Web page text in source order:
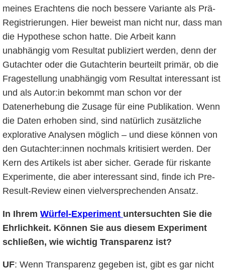
meines Erachtens die noch bessere Variante als Prä-
Registrierungen. Hier beweist man nicht nur, dass man
die Hypothese schon hatte. Die Arbeit kann
unabhängig vom Resultat publiziert werden, denn der
Gutachter oder die Gutachterin beurteilt primär, ob die
Fragestellung unabhängig vom Resultat interessant ist
und als Autor:in bekommt man schon vor der
Datenerhebung die Zusage für eine Publikation. Wenn
die Daten erhoben sind, sind natürlich zusätzliche
explorative Analysen möglich – und diese können von
den Gutachter:innen nochmals kritisiert werden. Der
Kern des Artikels ist aber sicher. Gerade für riskante
Experimente, die aber interessant sind, finde ich Pre-
Result-Review einen vielversprechenden Ansatz.
In Ihrem Würfel-Experiment untersuchten Sie die
Ehrlichkeit. Können Sie aus diesem Experiment
schließen, wie wichtig Transparenz ist?
UF: Wenn Transparenz gegeben ist, gibt es gar nicht